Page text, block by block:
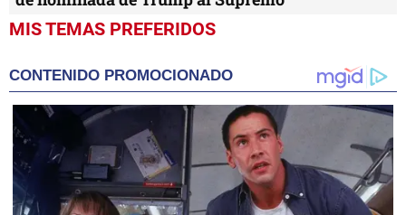
MIS TEMAS PREFERIDOS
CONTENIDO PROMOCIONADO